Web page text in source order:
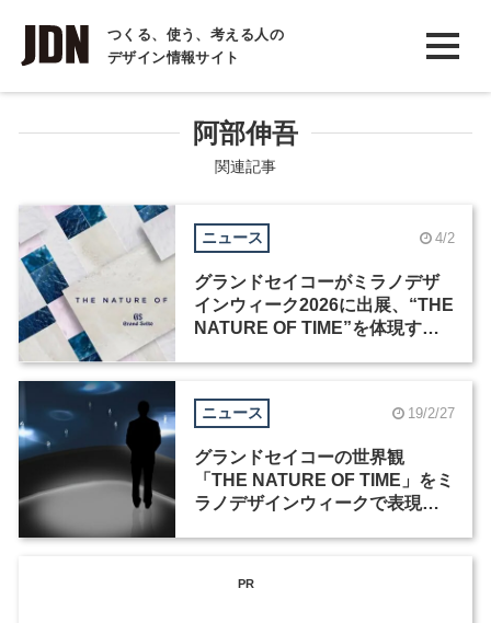
つくる、使う、考える人の
デザイン情報サイト
INTERVIEW
インタビュー
COLUMN
コラム
阿部伸吾
関連記事
ニュース 4/2
グランドセイコーがミラノデザ
インウィーク2026に出展、“THE
NATURE OF TIME”を体現する
ニュース 19/2/27
グランドセイコーの世界観
「THE NATURE OF TIME」をミ
ラノデザインウィークで表現。
PR